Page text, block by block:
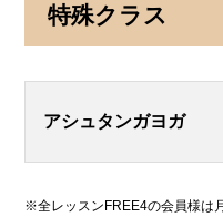
特殊クラス
アシュタンガヨガ
※全レッスンFREE4の会員様は